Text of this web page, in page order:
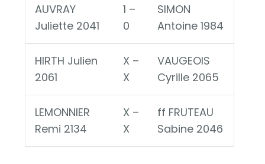
AUVRAY
Juliette 2041
1 –
0
SIMON
Antoine 1984
HIRTH Julien
2061
X –
X
VAUGEOIS
Cyrille 2065
LEMONNIER
Remi 2134
X –
X
ff FRUTEAU
Sabine 2046